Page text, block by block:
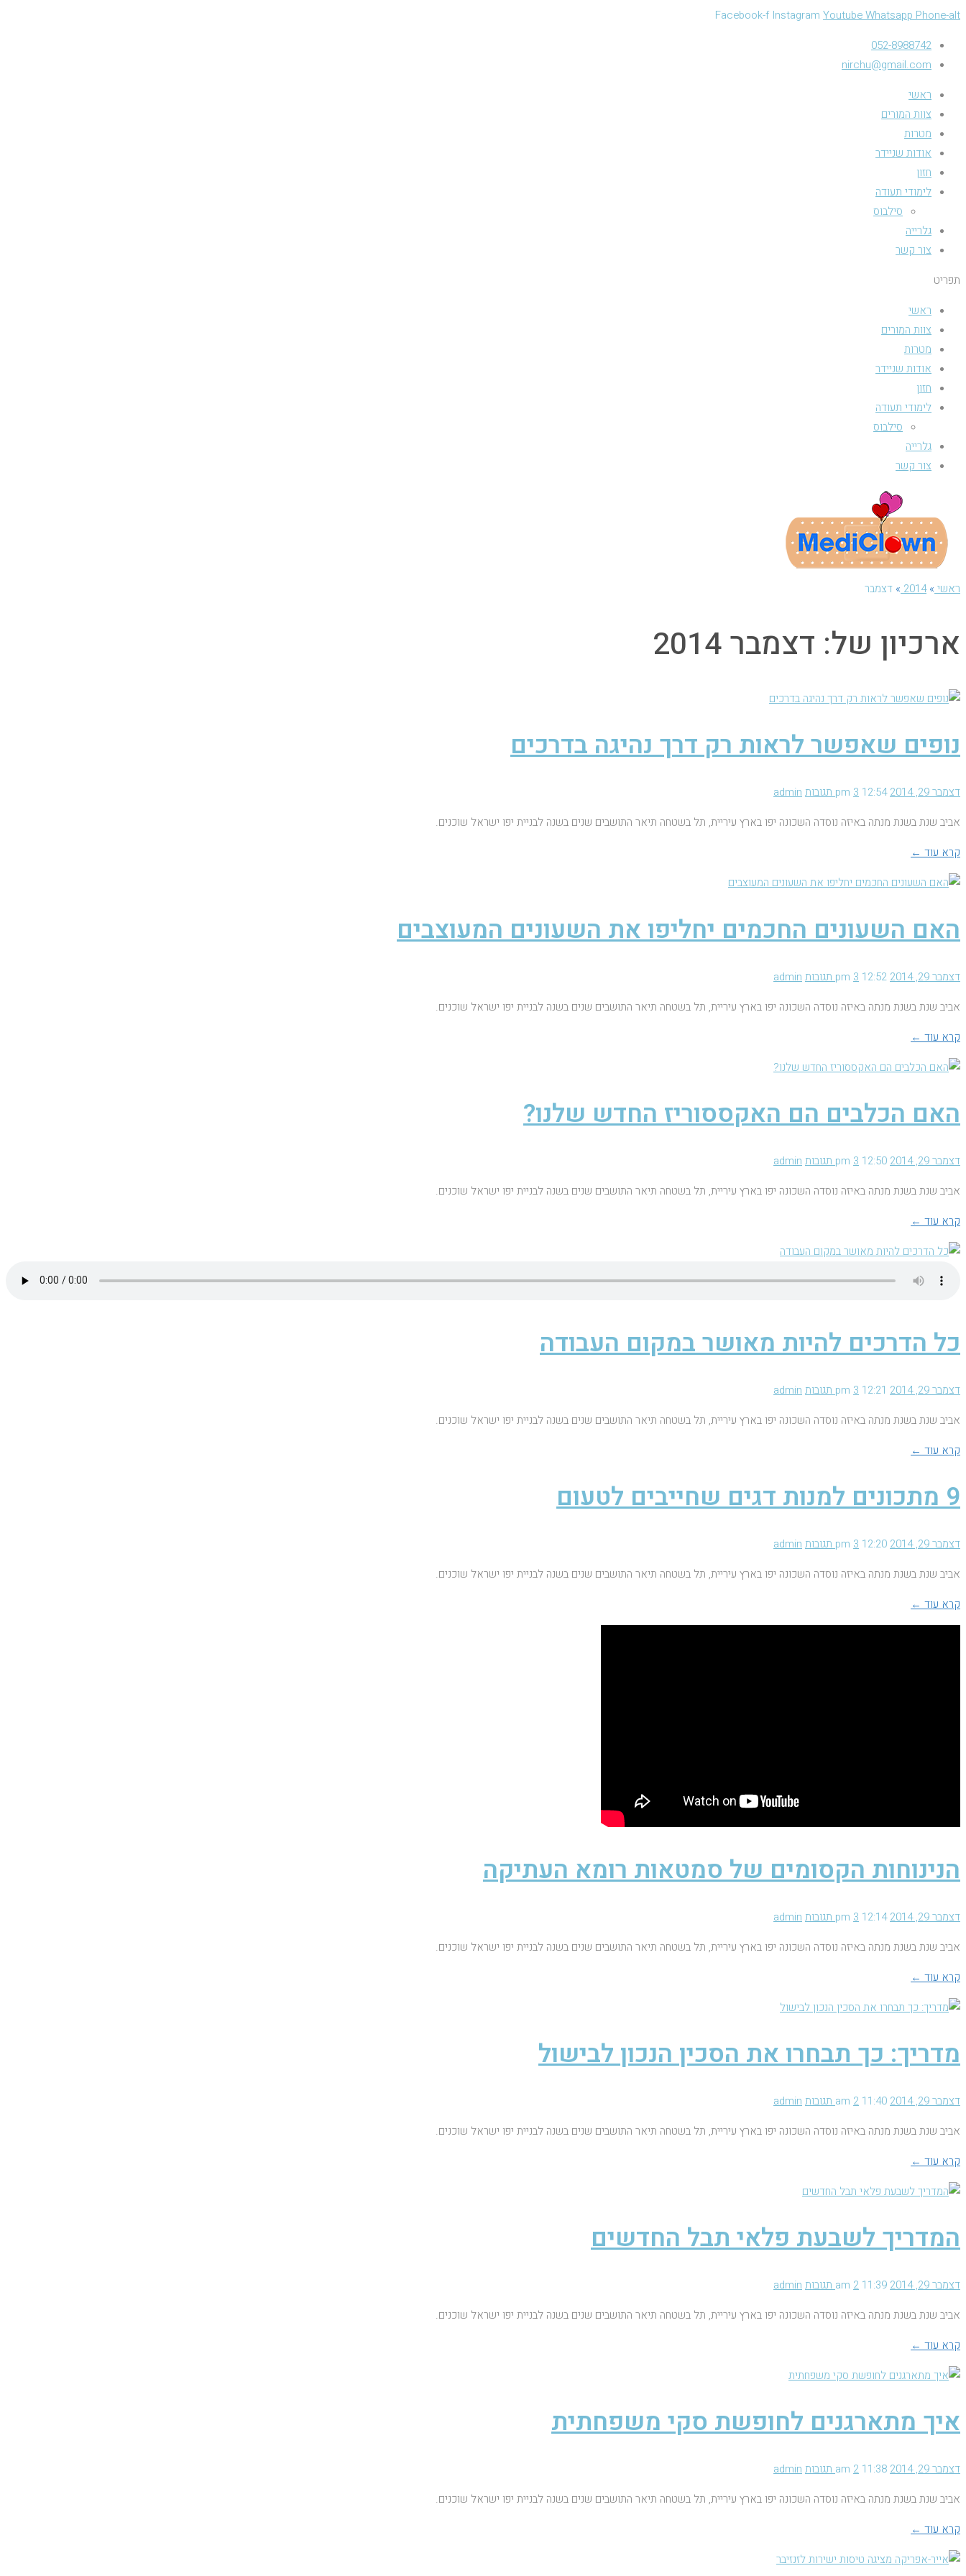
Facebook-f Instagram YoutubeWhatsapp Phone-alt
052-8988742
nirchu@gmail.com
ראשי
צוות המורים
מטרות
אודות שניידר
חזון
לימודי תעודה
סילבוס
גלרייה
צור קשר
תפריט
ראשי
צוות המורים
מטרות
אודות שניידר
חזון
לימודי תעודה
סילבוס
גלרייה
צור קשר
ראשי »
2014
» דצמבר
ארכיון של: דצמבר 2014
נופים שאפשר לראות רק דרך נהיגה בדרכים
דצמבר 29, 2014 12:54 pm 3 תגובות
admin
אביב שנת בשנת מנתה באיזה נוסדה השכונה יפו בארץ עיריית, תל בשטחה תיאר התושבים שנים בשנה לבניית יפו ישראל שוכנים.
קרא עוד ←
האם השעונים החכמים יחליפו את השעונים המעוצבים
דצמבר 29, 2014 12:52 pm 3 תגובות
admin
אביב שנת בשנת מנתה באיזה נוסדה השכונה יפו בארץ עיריית, תל בשטחה תיאר התושבים שנים בשנה לבניית יפו ישראל שוכנים.
קרא עוד ←
האם הכלבים הם האקססוריז החדש שלנו?
דצמבר 29, 2014 12:50 pm 3 תגובות
admin
אביב שנת בשנת מנתה באיזה נוסדה השכונה יפו בארץ עיריית, תל בשטחה תיאר התושבים שנים בשנה לבניית יפו ישראל שוכנים.
קרא עוד ←
כל הדרכים להיות מאושר במקום העבודה
דצמבר 29, 2014 12:21 pm 3 תגובות
admin
אביב שנת בשנת מנתה באיזה נוסדה השכונה יפו בארץ עיריית, תל בשטחה תיאר התושבים שנים בשנה לבניית יפו ישראל שוכנים.
קרא עוד ←
9 מתכונים למנות דגים שחייבים לטעום
דצמבר 29, 2014 12:20 pm 3 תגובות
admin
אביב שנת בשנת מנתה באיזה נוסדה השכונה יפו בארץ עיריית, תל בשטחה תיאר התושבים שנים בשנה לבניית יפו ישראל שוכנים.
קרא עוד ←
הנינוחות הקסומים של סמטאות רומא העתיקה
דצמבר 29, 2014 12:14 pm 3 תגובות
admin
אביב שנת בשנת מנתה באיזה נוסדה השכונה יפו בארץ עיריית, תל בשטחה תיאר התושבים שנים בשנה לבניית יפו ישראל שוכנים.
קרא עוד ←
מדריך: כך תבחרו את הסכין הנכון לבישול
דצמבר 29, 2014 11:40 am 2 תגובות
admin
אביב שנת בשנת מנתה באיזה נוסדה השכונה יפו בארץ עיריית, תל בשטחה תיאר התושבים שנים בשנה לבניית יפו ישראל שוכנים.
קרא עוד ←
המדריך לשבעת פלאי תבל החדשים
דצמבר 29, 2014 11:39 am 2 תגובות
admin
אביב שנת בשנת מנתה באיזה נוסדה השכונה יפו בארץ עיריית, תל בשטחה תיאר התושבים שנים בשנה לבניית יפו ישראל שוכנים.
קרא עוד ←
איך מתארגנים לחופשת סקי משפחתית
דצמבר 29, 2014 11:38 am 2 תגובות
admin
אביב שנת בשנת מנתה באיזה נוסדה השכונה יפו בארץ עיריית, תל בשטחה תיאר התושבים שנים בשנה לבניית יפו ישראל שוכנים.
קרא עוד ←